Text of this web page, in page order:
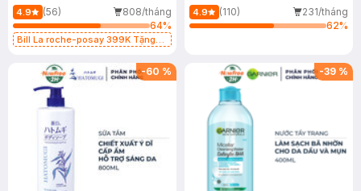
Dụng 40ml
4.9 (56)
808/tháng
64%
Bill La roche-posay 399K Tặng
(SL có hạn)
40ml
4.9 (110)
231/tháng
62%
-60 % -39 %